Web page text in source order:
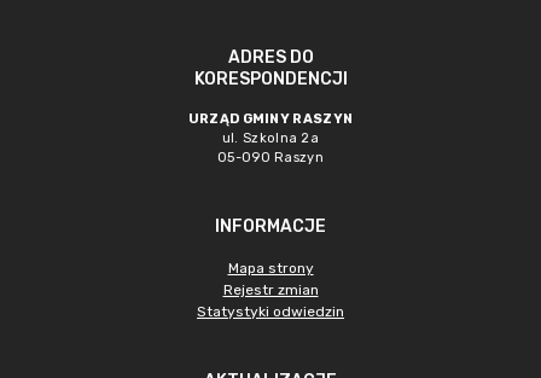
ADRES DO
KORESPONDENCJI
URZĄD GMINY RASZYN
ul. Szkolna 2a
05-090 Raszyn
INFORMACJE
Mapa strony
Rejestr zmian
Statystyki odwiedzin